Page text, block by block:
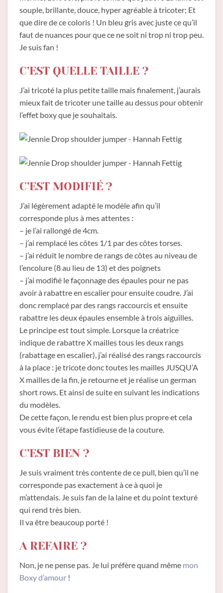
souple, brillante, douce, hyper agréable à tricoter; Et
que dire de ce coloris ! Un bleu gris avec juste ce qu’il
faut de nuances pour que ce ne soit ni trop ni trop peu.
Je suis fan !
C’EST QUELLE TAILLE ?
J’ai tricoté la plus petite taille mais finalement, j’aurais
mieux fait de tricoter une taille au dessus pour obtenir
l’effet boxy que je souhaitais.
C’EST MODIFIÉ ?
J’ai légèrement adapté le modèle afin qu’il
corresponde plus à mes attentes :
– je l’ai rallongé de 4cm.
– j’ai remplacé les côtes 1/1 par des côtes torses.
– j’ai réduit le nombre de rangs de côtes au niveau de
l’encolure (8 au lieu de 13) et des poignets
– j’ai modifié le façonnage des épaules pour ne pas
avoir à rabattre en escalier pour ensuite coudre. J’ai
donc remplacé par des rangs raccourcis et ensuite
rabattre les deux épaules ensemble à trois aiguilles.
Le principe est tout simple. Lorsque la créatrice
indique de rabattre X mailles tous les deux rangs
(rabattage en escalier), j’ai réalisé des rangs raccourcis
à la place : je tricote donc toutes les mailles JUSQU’A
X mailles de la fin, je retourne et je réalise un german
short rows. Et ainsi de suite en suivant les indications
du modèles.
De cette façon, le rendu est bien plus propre et cela
vous évite l’étape fastidieuse de la couture.
C’EST BIEN ?
Je suis vraiment très contente de ce pull, bien qu’il ne
corresponde pas exactement à ce à quoi je
m’attendais. Je suis fan de la laine et du point texturé
qui rend très bien.
Il va être beaucoup porté !
A REFAIRE ?
Non, je ne pense pas. Je lui préfère quand même mon
Boxy d’amour !